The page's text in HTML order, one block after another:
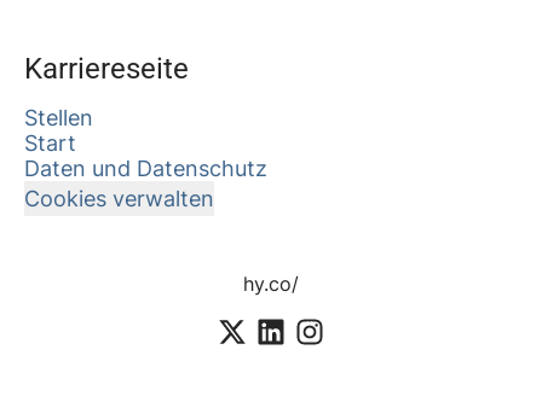
Karriereseite
Stellen
Start
Daten und Datenschutz
Cookies verwalten
hy.co/